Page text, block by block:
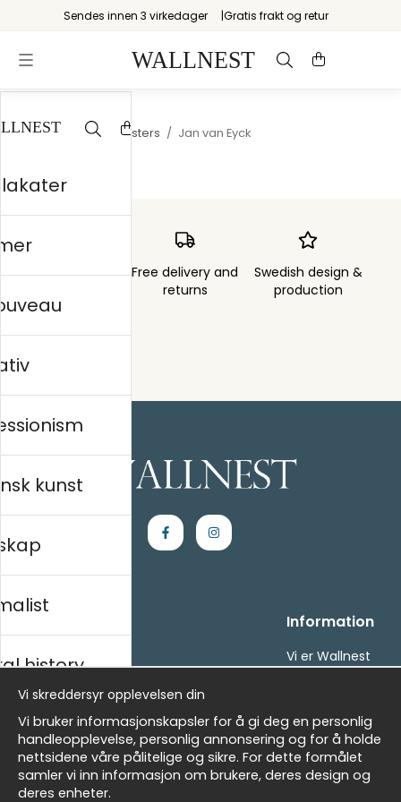
Sendes innen 3 virkedager Gratis frakt og retur
Startsiden Old Masters / Jan van Eyck
Order sent within Free delivery and
returns
Swedish design &
production
Kontakt oss
- Returer och återbetalningar
- Leverans - enkelt, snabbt &amp; gratis
Om cookies
Mine favoritter
Information
Vi er Wallnest
Nyhetsbrev
kunst
history
Vi skreddersyr opplevelsen din
Vi bruker informasjonskapsler for å gi deg en personlig
handleopplevelse, personlig annonsering og for å holde
nettsidene våre pålitelige og sikre. For dette formålet
samler vi inn informasjon om brukere, deres design og
deres enheter.